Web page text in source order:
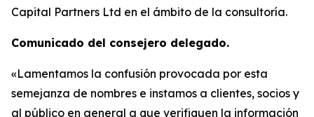
Capital Partners Ltd en el ámbito de la consultoría.
Comunicado del consejero delegado.
«Lamentamos la confusión provocada por esta
semejanza de nombres e instamos a clientes, socios y
al público en general a que verifiquen la información